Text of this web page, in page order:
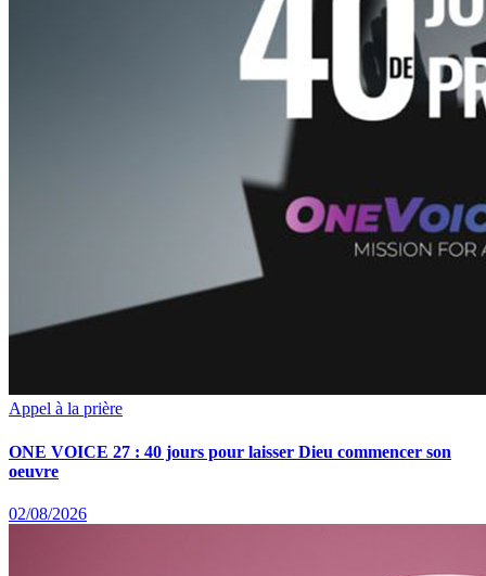
Appel à la prière
ONE VOICE 27 : 40 jours pour laisser Dieu commencer son
oeuvre
02/08/2026